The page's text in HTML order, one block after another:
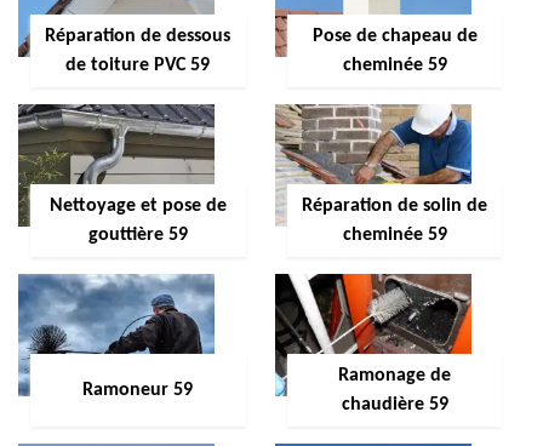
Réparation de dessous
de toiture PVC 59
Pose de chapeau de
cheminée 59
Nettoyage et pose de
gouttière 59
Réparation de solin de
cheminée 59
Ramoneur 59
Ramonage de
chaudière 59